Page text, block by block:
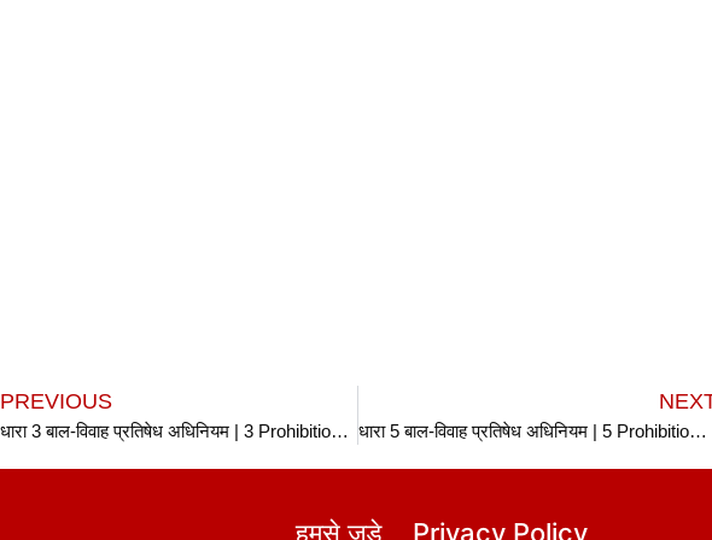
PREVIOUS
धारा 3 बाल-विवाह प्रतिषेध अधिनियम | 3 Prohibition of Child Marriage Act in hindi धारा 5 बाल-विवाह प्रतिषेध अधिनियम | 5 Prohibition of Child Marriage Act in hindi
हमसे जुड़े Privacy Policy